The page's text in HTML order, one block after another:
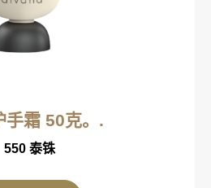
手霜 50克。.
550 泰铢